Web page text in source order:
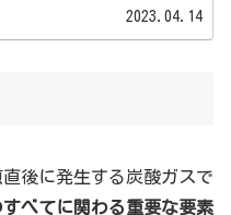
、ど...
2023.04.14
後に発生する炭酸ガスで
べてに関わる重要な要素